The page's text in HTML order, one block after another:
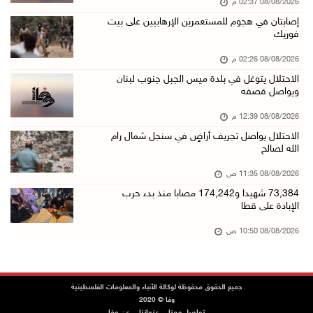
42 الف مسافر تنقلوا عبر معبر الكرامة الأسبوع ...
08/آب/2026 11:44 ص
منتخبنا الوطني للتايكواندو يستهل مشاركته في ب ...
08/آب/2026 11:06 ص
"فانا": الثقافة البحرينية تـصون الهوية الوطني ...
08/آب/2026 10:50 ص
مستعمرون إرهابيون يهاجمون منزلا ويقتحمون مناط ...
قوات الاحتلال تجري تحقيقات ميدانية مع عشرات ا ...
08/08/2026 02:37 م
إصابتان في هجوم للمستعمرين الإرهابيين على بيت
فوريك
08/08/2026 02:26 م
الاحتلال يتوغل في بلدة ميس الجبل جنوب لبنان
ويواصل قصفه
08/08/2026 12:39 م
الاحتلال يواصل تجريف أراضٍ في سنجل شمال رام
الله لصالح
08/08/2026 11:35 ص
73,384 شهيدا و174,242 مصابا منذ بدء حرب
الإبادة على قطا
08/08/2026 10:50 ص
جميع الحقوق محفوظة لوكالة الأنباء والمعلومات الفلسطينية
وفا © 2020